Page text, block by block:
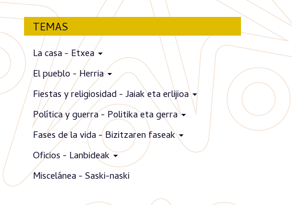
TEMAS
La casa - Etxea
El pueblo - Herria
Fiestas y religiosidad - Jaiak eta erlijioa
Política y guerra - Politika eta gerra
Fases de la vida - Bizitzaren faseak
Oficios - Lanbideak
Miscelánea - Saski-naski